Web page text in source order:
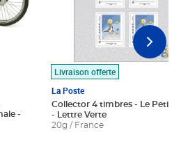
Livraison offerte
La Poste
Collector 4 timbres - Le Petit
- Lettre Verte
20g / France